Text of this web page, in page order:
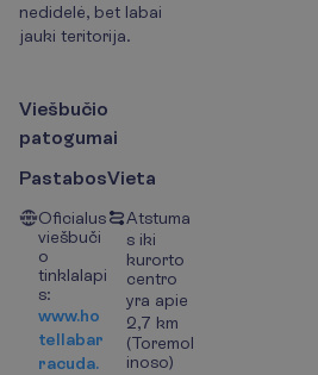
nedidelė, bet labai
jauki teritorija.
Viešbučio
patogumai
Pastabos
Oficialus
viešbuči
o
tinklalapi
s:
www.ho
tellabar
racuda.
Vieta
Atstuma
s iki
kurorto
centro
yra apie
2,7 km
(Toremol
inoso)